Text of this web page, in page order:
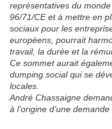
représentatives du
96/71/CE et à mettre en
sociaux pour les
européens, pourrait
travail, la durée et la
Ce sommet aurait
dumping social qui se
locales.
André Chassaigne
à l’origine d’une